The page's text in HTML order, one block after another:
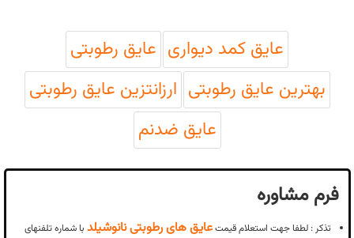
عایق کمد دیواری عایق رطوبتی
بهترین عایق رطوبتی ارزانتزین عایق رطوبتی
عایق ضدنم
فرم مشاوره
تذکر : لطفا جهت استعلام قیمتعایق های رطوبتی نانوشیلد با شماره تلفنهای